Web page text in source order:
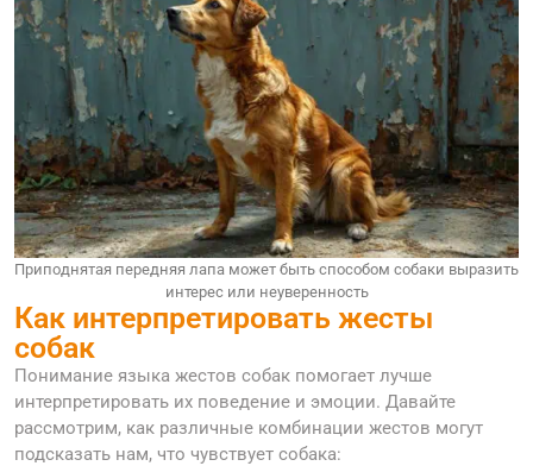
Приподнятая передняя лапа может быть способом собаки выразить
интерес или неуверенность
Как интерпретировать жесты
собак
Понимание языка жестов собак помогает лучше
интерпретировать их поведение и эмоции. Давайте
рассмотрим, как различные комбинации жестов могут
подсказать нам, что чувствует собака: